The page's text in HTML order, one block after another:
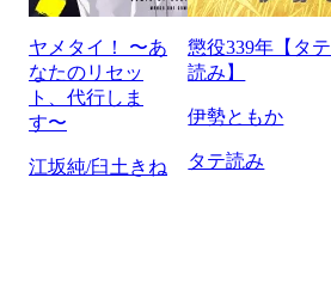
ヤメタイ！ 〜あ
なたのリセッ
ト、代行しま
す〜
江坂純/臼土きね
懲役339年【タテ
読み】
伊勢ともか
タテ読み